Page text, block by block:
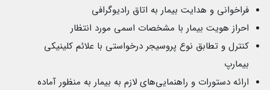
فراخوانی و هدایت بیمار به اتاق رادیوگرافی
احراز هویت بیمار با مشخصات اسمی مورد انتظار
کنترل و تطابق نوع پروسیجر درخواستی با علائم کلینیکی
بیمارپ
ارائه دستورات و راهنمایی‌های لازم به بیمار به منظور آماده